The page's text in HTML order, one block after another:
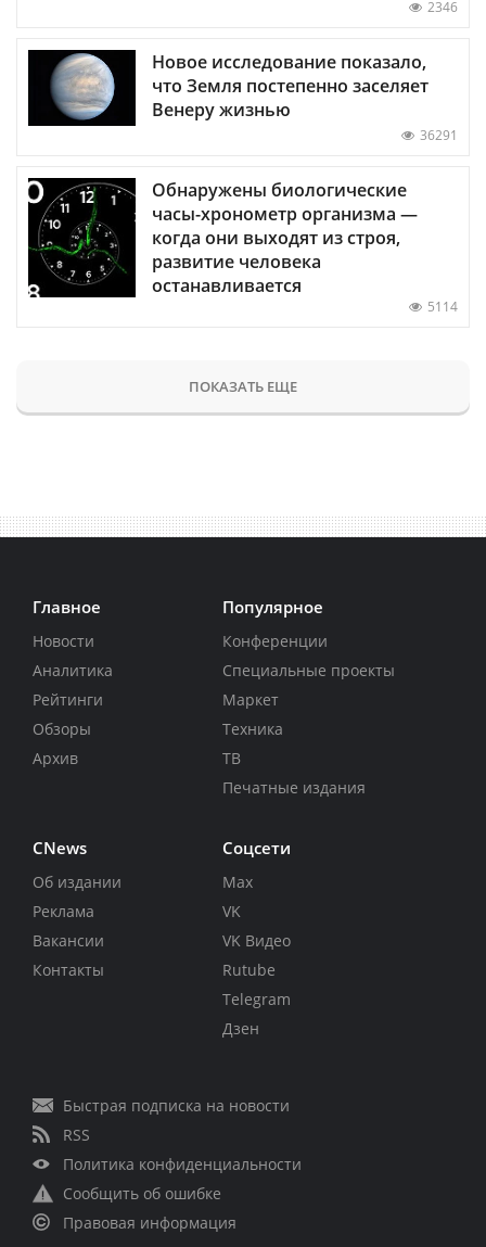
2346
Новое исследование показало,
что Земля постепенно заселяет
Венеру жизнью
36291
Обнаружены биологические
часы-хронометр организма —
когда они выходят из строя,
развитие человека
останавливается
5114
ПОКАЗАТЬ ЕЩЕ
Главное
Новости
Аналитика
Рейтинги
Обзоры
Архив
Популярное
Конференции
Специальные проекты
Маркет
Техника
ТВ
Печатные издания
CNews
Об издании
Реклама
Вакансии
Контакты
Соцсети
Max
VK
VK Видео
Rutube
Telegram
Дзен
Быстрая подписка на новости
RSS
Политика конфиденциальности
Сообщить об ошибке
Правовая информация